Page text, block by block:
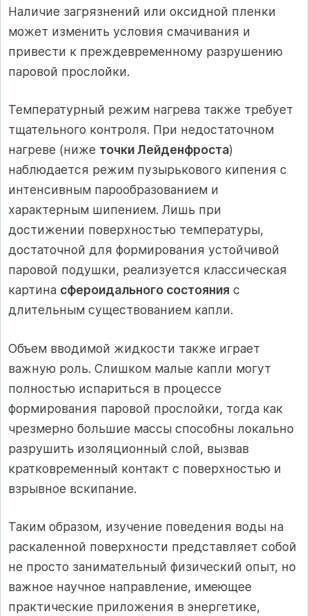
Наличие загрязнений или оксидной пленки
может изменить условия смачивания и
привести к преждевременному разрушению
паровой прослойки.
Температурный режим нагрева также требует
тщательного контроля. При недостаточном
нагреве (ниже точки Лейденфроста)
наблюдается режим пузырькового кипения с
интенсивным парообразованием и
характерным шипением. Лишь при
достижении поверхностью температуры,
достаточной для формирования устойчивой
паровой подушки, реализуется классическая
картина сфероидального состояния с
длительным существованием капли.
Объем вводимой жидкости также играет
важную роль. Слишком малые капли могут
полностью испариться в процессе
формирования паровой прослойки, тогда как
чрезмерно большие массы способны локально
разрушить изоляционный слой, вызвав
кратковременный контакт с поверхностью и
взрывное вскипание.
Таким образом, изучение поведения воды на
раскаленной поверхности представляет собой
не просто занимательный физический опыт, но
важное научное направление, имеющее
практические приложения в энергетике,